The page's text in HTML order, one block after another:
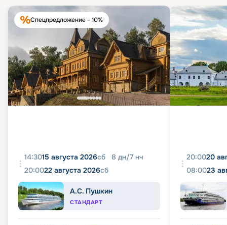
Спецпредложение - 10%
14:3015 августа 2026сб 8 дн/7 нч
20:0022 августа 2026сб
А.С. Пушкин
СТАНДАРТ
20:0020
08:0023